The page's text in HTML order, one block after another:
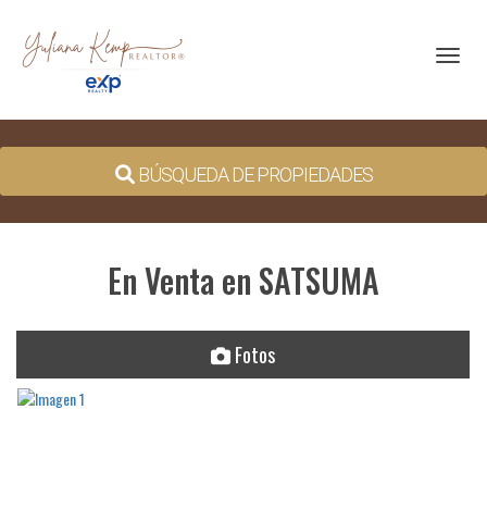
BÚSQUEDA DE PROPIEDADES
En Venta en SATSUMA
Fotos